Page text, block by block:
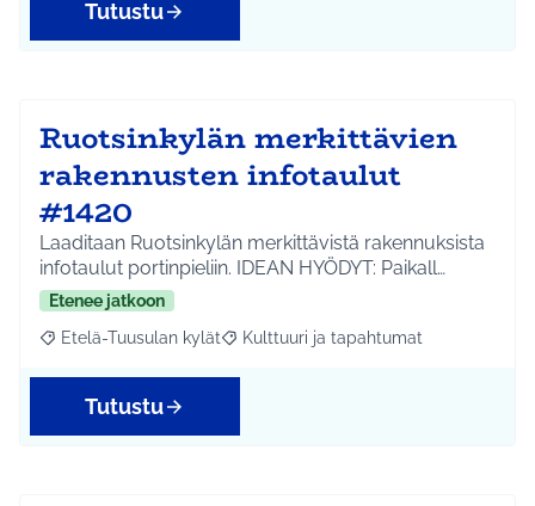
Tutustu
Ruotsinkylän merkittävien
rakennusten infotaulut
#1420
Laaditaan Ruotsinkylän merkittävistä rakennuksista
infotaulut portinpieliin. IDEAN HYÖDYT: Paikall…
Etenee jatkoon
Rajaa tulokset aihepiirin mukaan: Etelä-Tuusulan kylät
Etelä-Tuusulan kylät Rajaa tulokset teeman mukaan:
Kulttuuri ja tapahtumat
Tutustu